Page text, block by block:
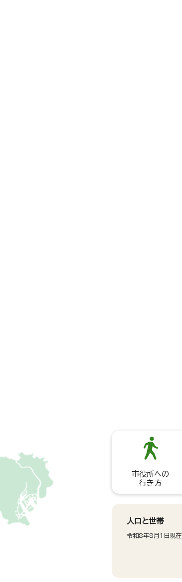
市役所への
行き方
人口と世帯
令和8年8月1日現在